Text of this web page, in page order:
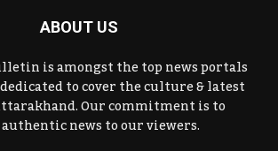
ABOUT US
is amongst the top news portals
to cover the culture & latest
Our commitment is to
news to our viewers.